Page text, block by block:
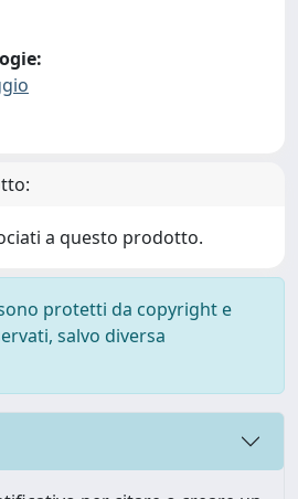
a questo prodotto.
protetti da copyright e
salvo diversa